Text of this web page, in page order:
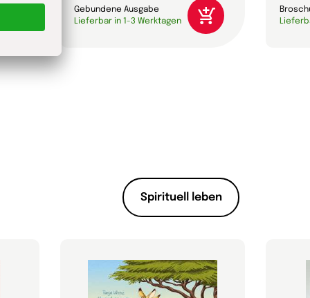
Gebundene Ausgabe
Lieferbar in 1-3 Werktagen
Spirituell leben